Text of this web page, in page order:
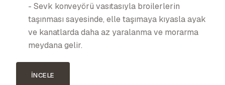
- Sevk konveyörü vasıtasıyla broilerlerin
taşınması sayesinde, elle taşımaya kıyasla ayak
ve kanatlarda daha az yaralanma ve morarma
meydana gelir.
İNCELE